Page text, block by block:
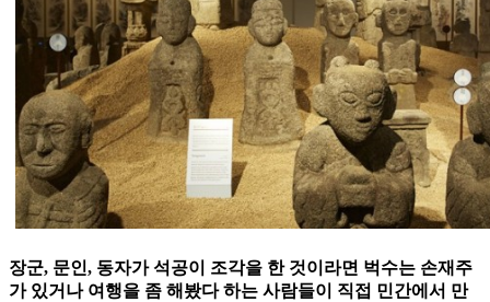
장군, 문인, 동자가 석공이 조각을 한 것이라면 벅수는 손재주
가 있거나 여행을 좀 해봤다 하는 사람들이 직접 민간에서 만